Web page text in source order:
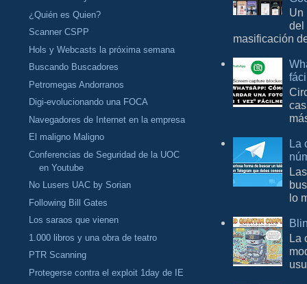
¿Quién es Quien?
Scanner CSPP
Hols y Webcasts la próxima semana
Buscando Buscadores
Petromegas Andorranos
Digi-evolucionando una FOCA
Navegadores de Internet en la empresa
El maligno Maligno
Conferencias de Seguridad de la UOC
en Youtube
No Lusers UAC by Sorian
Following Bill Gates
Los saraos que vienen
1.000 libros y una obra de teatro
PTR Scanning
Protegerse contra el exploit 1day de IE
Un
del
masificación
La
lo
La